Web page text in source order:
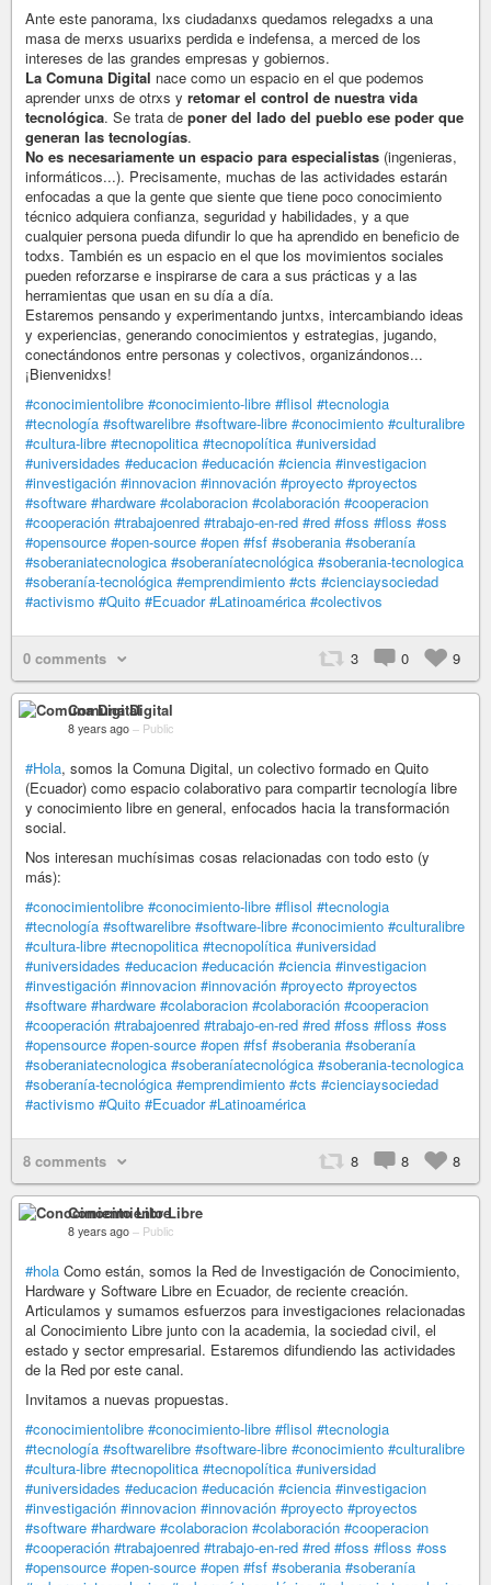
Ante este panorama, lxs ciudadanxs quedamos relegadxs a una
masa de merxs usuarixs perdida e indefensa, a merced de los
intereses de las grandes empresas y gobiernos.
La Comuna Digital nace como un espacio en el que podemos
aprender unxs de otrxs y retomar el control de nuestra vida
tecnológica. Se trata de poner del lado del pueblo ese poder que
generan las tecnologías.
No es necesariamente un espacio para especialistas (ingenieras,
informáticos...). Precisamente, muchas de las actividades estarán
enfocadas a que la gente que siente que tiene poco conocimiento
técnico adquiera confianza, seguridad y habilidades, y a que
cualquier persona pueda difundir lo que ha aprendido en beneficio de
todxs. También es un espacio en el que los movimientos sociales
pueden reforzarse e inspirarse de cara a sus prácticas y a las
herramientas que usan en su día a día.
Estaremos pensando y experimentando juntxs, intercambiando ideas
y experiencias, generando conocimientos y estrategias, jugando,
conectándonos entre personas y colectivos, organizándonos...
¡Bienvenidxs!
#conocimientolibre #conocimiento-libre #flisol #tecnologia
#tecnología #softwarelibre #software-libre #conocimiento #culturalibre
#cultura-libre #tecnopolitica #tecnopolítica #universidad
#universidades #educacion #educación #ciencia #investigacion
#investigación #innovacion #innovación #proyecto #proyectos
#software #hardware #colaboracion #colaboración #cooperacion
#cooperación #trabajoenred #trabajo-en-red #red #foss #floss #oss
#opensource #open-source #open #fsf #soberania #soberanía
#soberaniatecnologica #soberaníatecnológica #soberania-tecnologica
#soberanía-tecnológica #emprendimiento #cts #cienciaysociedad
#activismo #Quito #Ecuador #Latinoamérica #colectivos
0 comments 3 0 9
Comuna Digital
8 years ago – Public
#Hola, somos la Comuna Digital, un colectivo formado en Quito
(Ecuador) como espacio colaborativo para compartir tecnología libre
y conocimiento libre en general, enfocados hacia la transformación
social.
Nos interesan muchísimas cosas relacionadas con todo esto (y
más):
#conocimientolibre #conocimiento-libre #flisol #tecnologia
#tecnología #softwarelibre #software-libre #conocimiento #culturalibre
#cultura-libre #tecnopolitica #tecnopolítica #universidad
#universidades #educacion #educación #ciencia #investigacion
#investigación #innovacion #innovación #proyecto #proyectos
#software #hardware #colaboracion #colaboración #cooperacion
#cooperación #trabajoenred #trabajo-en-red #red #foss #floss #oss
#opensource #open-source #open #fsf #soberania #soberanía
#soberaniatecnologica #soberaníatecnológica #soberania-tecnologica
#soberanía-tecnológica #emprendimiento #cts #cienciaysociedad
#activismo #Quito #Ecuador #Latinoamérica
8 comments 8 8 8
Conocimiento Libre
8 years ago – Public
#hola Como están, somos la Red de Investigación de Conocimiento,
Hardware y Software Libre en Ecuador, de reciente creación.
Articulamos y sumamos esfuerzos para investigaciones relacionadas
al Conocimiento Libre junto con la academia, la sociedad civil, el
estado y sector empresarial. Estaremos difundiendo las actividades
de la Red por este canal.
Invitamos a nuevas propuestas.
#conocimientolibre #conocimiento-libre #flisol #tecnologia
#tecnología #softwarelibre #software-libre #conocimiento #culturalibre
#cultura-libre #tecnopolitica #tecnopolítica #universidad
#universidades #educacion #educación #ciencia #investigacion
#investigación #innovacion #innovación #proyecto #proyectos
#software #hardware #colaboracion #colaboración #cooperacion
#cooperación #trabajoenred #trabajo-en-red #red #foss #floss #oss
#opensource #open-source #open #fsf #soberania #soberanía